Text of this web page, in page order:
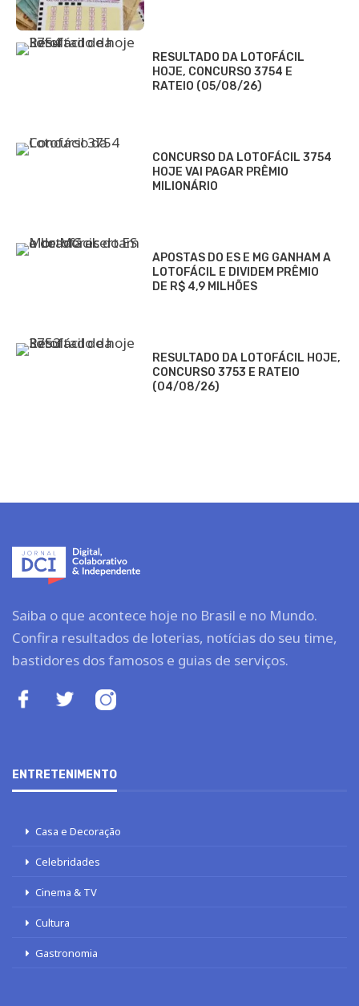
RESULTADO DA LOTOFÁCIL
HOJE, CONCURSO 3754 E
RATEIO (05/08/26)
CONCURSO DA LOTOFÁCIL 3754
HOJE VAI PAGAR PRÊMIO
MILIONÁRIO
APOSTAS DO ES E MG GANHAM A
LOTOFÁCIL E DIVIDEM PRÊMIO
DE R$ 4,9 MILHÕES
RESULTADO DA LOTOFÁCIL HOJE,
CONCURSO 3753 E RATEIO
(04/08/26)
Saiba o que acontece hoje no Brasil e no Mundo.
Confira resultados de loterias, notícias do seu time,
bastidores dos famosos e guias de serviços.
ENTRETENIMENTO
Casa e Decoração
Celebridades
Cinema & TV
Cultura
Gastronomia